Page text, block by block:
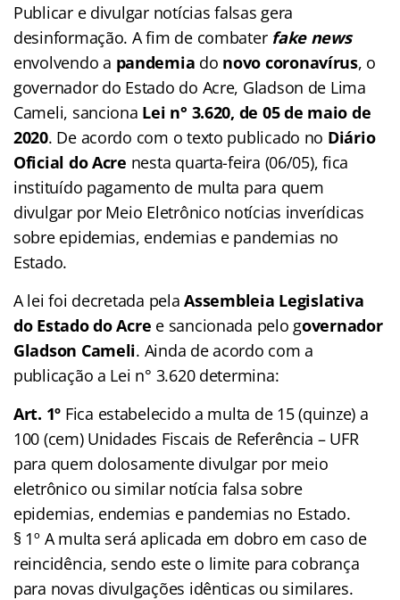
Publicar e divulgar notícias falsas gera
desinformação. A fim de combater fake news
envolvendo a pandemia do novo coronavírus, o
governador do Estado do Acre, Gladson de Lima
Cameli, sanciona Lei n° 3.620, de 05 de maio de
2020. De acordo com o texto publicado no Diário
Oficial do Acre nesta quarta-feira (06/05), fica
instituído pagamento de multa para quem
divulgar por Meio Eletrônico notícias inverídicas
sobre epidemias, endemias e pandemias no
Estado.
A lei foi decretada pelaAssembleia Legislativa
do Estado do Acre e sancionada pelo governador
Gladson Cameli. Ainda de acordo com a
publicação a Lei n° 3.620 determina:
Art. 1º Fica estabelecido a multa de 15 (quinze) a
100 (cem) Unidades Fiscais de Referência – UFR
para quem dolosamente divulgar por meio
eletrônico ou similar notícia falsa sobre
epidemias, endemias e pandemias no Estado.
§ 1º A multa será aplicada em dobro em caso de
reincidência, sendo este o limite para cobrança
para novas divulgações idênticas ou similares.